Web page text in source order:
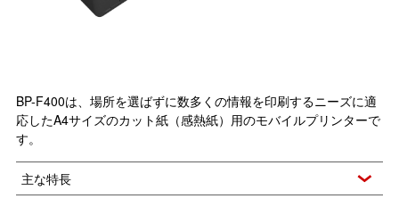
BP-F400は、場所を選ばずに数多くの情報を印刷するニーズに適
応したA4サイズのカット紙（感熱紙）用のモバイルプリンターで
す。
主な特長